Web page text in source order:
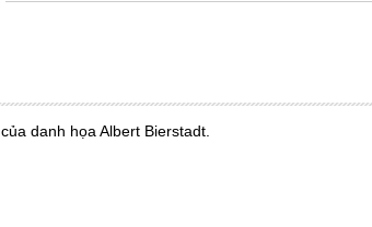
của danh họa Albert Bierstadt.